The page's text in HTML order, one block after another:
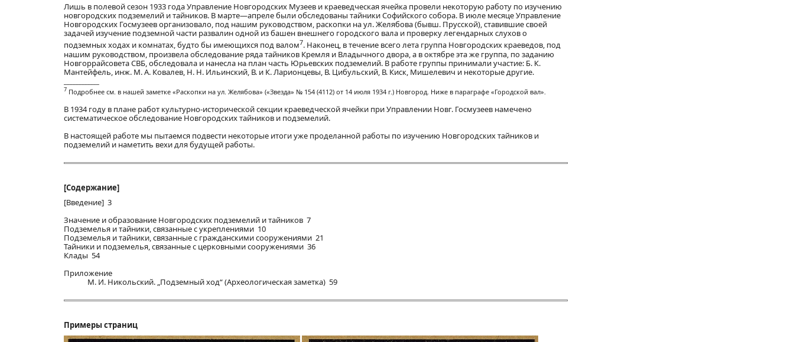
Лишь в полевой сезон 1933 года Управление Новгородских Музеев и краеведческая ячейка провели некоторую работу по изучению
новгородских подземелий и тайников. В марте—апреле были обследованы тайники Софийского собора. В июле месяце Управление
Новгородских Госмузеев организовало, под нашим руководством, раскопки на ул. Желябова (бывш. Прусской), ставившие своей
задачей изучение подземной части развалин одной из башен внешнего городского вала и проверку легендарных слухов о
подземных ходах и комнатах, будто бы имеющихся под валом7. Наконец, в течение всего лета группа Новгородских краеведов, под
нашим руководством, произвела обследование ряда тайников Кремля и Владычного двора, а в октябре эта же группа, по заданию
Новгоррайсовета СВБ, обследовала и нанесла на план часть Юрьевских подземелий. В работе группы принимали участие: Б. К.
Мантейфель, инж. М. А. Ковалев, Н. Н. Ильинский, В. и К. Ларионцевы, В. Цибульский, В. Киск, Мишелевич и некоторые другие.
7 Подробнее см. в нашей заметке «Раскопки на ул. Желябова» («Звезда» № 154 (4112) от 14 июля 1934 г.) Новгород. Ниже в параграфе «Городской вал».
В 1934 году в плане работ культурно-исторической секции краеведческой ячейки при Управлении Новг. Госмузеев намечено
систематическое обследование Новгородских тайников и подземелий.
В настоящей работе мы пытаемся подвести некоторые итоги уже проделанной работы по изучению Новгородских тайников и
подземелий и наметить вехи для будущей работы.
[Содержание]
[Введение] 3
Значение и образование Новгородских подземелий и тайников 7
Подземелья и тайники, связанные с укреплениями 10
Подземелья и тайники, связанные с гражданскими сооружениями 21
Тайники и подземелья, связанные с церковными сооружениями 36
Клады 54
Приложение
М. И. Никольский. „Подземный ход“ (Археологическая заметка) 59
Примеры страниц